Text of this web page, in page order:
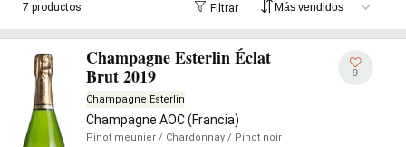
7 productos Filtrar
Champagne Esterlin Éclat
Brut 2019
Champagne Esterlin
Champagne AOC (Francia)
Pinot meunier / Chardonnay / Pinot noir
9